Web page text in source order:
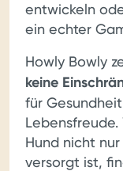
entwickeln
ein echter
Howly Bowly
keine
für
Hund nicht
versorgt ist,